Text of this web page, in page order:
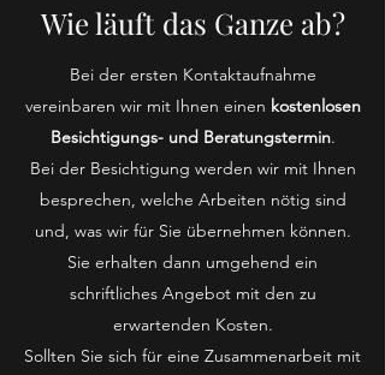
Wie läuft das Ganze ab?
Bei der ersten Kontaktaufnahme
vereinbaren wir mit Ihnen einen kostenlosen
Besichtigungs- und Beratungstermin.
Bei der Besichtigung werden wir mit Ihnen
besprechen, welche Arbeiten nötig sind
und, was wir für Sie übernehmen können.
Sie erhalten dann umgehend ein
schriftliches Angebot mit den zu
erwartenden Kosten.
Sollten Sie sich für eine Zusammenarbeit mit